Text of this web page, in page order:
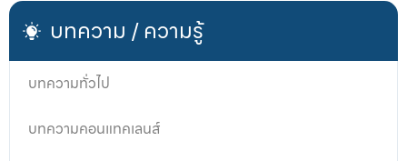
บทความ / ความรู้
บทความทั่วไป
บทความคอนแทคเลนส์